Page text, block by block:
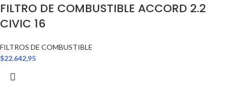
FILTRO DE COMBUSTIBLE ACCORD 2.2
CIVIC 16
FILTROS DE COMBUSTIBLE
$22.642,95